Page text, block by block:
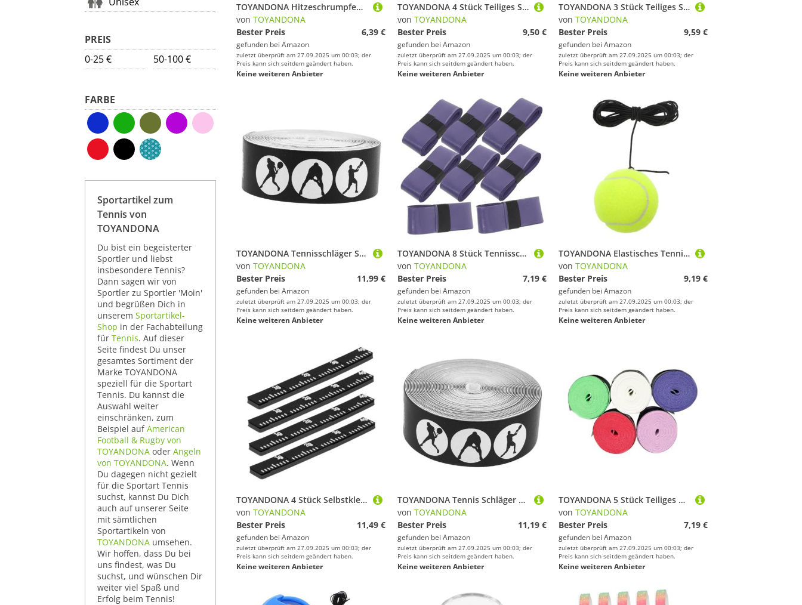
PREIS
0-25 €
50-100 €
FARBE
Sportartikel zum
Tennis von
TOYANDONA
Du bist ein begeisterter
Sportler und liebst
insbesondere Tennis?
Dann sagen wir von
Sportler zu Sportler 'Moin'
und begrüßen Dich in
unserem Sportartikel-
Shop in der Fachabteilung
für Tennis. Auf dieser
Seite findest Du unser
gesamtes Sortiment der
Marke TOYANDONA
speziell für die Sportart
Tennis. Du kannst die
Auswahl weiter
einschränken, zum
Beispiel aufAmerican
Football & Rugby von
TOYANDONA oder Angeln
von TOYANDONA. Wenn
Du dagegen nicht gezielt
für die Sportart Tennis
suchst, kannst Du Dich
auch auf unserer Seite
mit sämtlichen
Sportartikeln von
TOYANDONA umsehen.
Wir hoffen, dass Du bei
uns findest, was Du
suchst, und wünschen Dir
weiter viel Spaß und
Erfolg beim Tennis!
TOYANDONA Hitzeschrumpfendes Griffband für Tischtennisschläger und Motorradlenker Rutschfestes Strapazierfähiges Handgriff Wrap Verstellbar für Stabilität und Schwarz
von TOYANDONA
Bester Preis
6,39 €
gefunden bei Amazon
zuletzt überprüft am 27.09.2025 um 00:03; der
Preis kann sich seitdem geändert haben.
Keine weiteren Anbieter
TOYANDONA 4 Stück Teiliges Silikonbeschichtete H-förmige Racket Balance Strips für Badminton und Tennis Präzise Gewichtsanpassung Professionelles Design Modisch Schwarzes Finish Verbesserte
von TOYANDONA
Bester Preis
9,50 €
gefunden bei Amazon
zuletzt überprüft am 27.09.2025 um 00:03; der
Preis kann sich seitdem geändert haben.
Keine weiteren Anbieter
TOYANDONA 3 Stück Teiliges Silikon Tennis Vibrationsdämpfer Koala Form Stoßabsorber für Tennisschläger Arm Schutz Langlebig Robust für Damen und Herren
von TOYANDONA
Bester Preis
9,59 €
gefunden bei Amazon
zuletzt überprüft am 27.09.2025 um 00:03; der
Preis kann sich seitdem geändert haben.
Keine weiteren Anbieter
TOYANDONA Tennisschläger Schutzband Rahmenschutz mit Stoßdämpfung Langlebiges Rückstandsloses Schutzband für Wettkampf und Training Geeignet für Verschiedene Tennisschlägerrahmen
von TOYANDONA
Bester Preis
11,99 €
gefunden bei Amazon
zuletzt überprüft am 27.09.2025 um 00:03; der
Preis kann sich seitdem geändert haben.
Keine weiteren Anbieter
TOYANDONA 8 Stück Tennisschlägerkleber Grip-Tape-Tennis Lenkerband Klebriges Griffband für Tennisschläger schwitzeresistent Badminton Grip rutschfestes schweiß Badminton griffband Pu Violett
von TOYANDONA
Bester Preis
7,19 €
gefunden bei Amazon
zuletzt überprüft am 27.09.2025 um 00:03; der
Preis kann sich seitdem geändert haben.
Keine weiteren Anbieter
TOYANDONA Elastisches Tennis Trainingsgerät mit Schnur Kompakt für Anfänger Einzelspieler Tennis Übung zur Verbesserung von Koordination und Reaktionszeit Zuhause Garten
von TOYANDONA
Bester Preis
9,19 €
gefunden bei Amazon
zuletzt überprüft am 27.09.2025 um 00:03; der
Preis kann sich seitdem geändert haben.
Keine weiteren Anbieter
TOYANDONA 4 Stück Selbstklebende Schlägerstreifen Schlägerzubehör Gewichtsstange Für Tennisschläger Gewichtsersatz Tennisschläger Gewichtsstreifen Gewichtsband Gewicht Für
von TOYANDONA
Bester Preis
11,49 €
gefunden bei Amazon
zuletzt überprüft am 27.09.2025 um 00:03; der
Preis kann sich seitdem geändert haben.
Keine weiteren Anbieter
TOYANDONA Tennis Schläger Rahmenschutzband Schwarz mit Gewichtsverstärkung für Erhöhte Stabilität und Langlebigen Schutz bei Training und Wettkampf Einfach Anzubringendes Rückstandsfrei
von TOYANDONA
Bester Preis
11,19 €
gefunden bei Amazon
zuletzt überprüft am 27.09.2025 um 00:03; der
Preis kann sich seitdem geändert haben.
Keine weiteren Anbieter
TOYANDONA 5 Stück Teiliges Anti rutsch Griffband für Tennis Badmintonschläger Schweißabsorbierend Dünn Elastisch mit Hervorragender Feuchtigkeitsaufnahme Geeignet für Schlägergriffe und
von TOYANDONA
Bester Preis
7,19 €
gefunden bei Amazon
zuletzt überprüft am 27.09.2025 um 00:03; der
Preis kann sich seitdem geändert haben.
Keine weiteren Anbieter